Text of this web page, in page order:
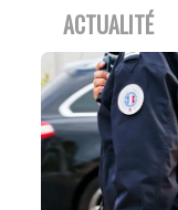
ACTUALITÉ